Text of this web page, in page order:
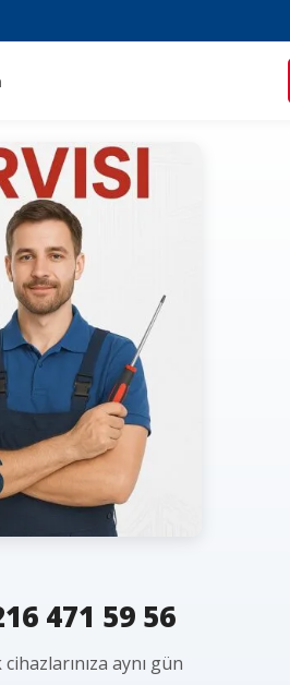
471 59 56
aynı gün